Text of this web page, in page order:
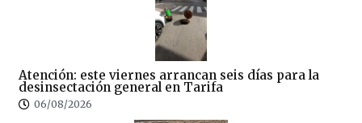
Atención: este viernes arrancan seis días para la
desinsectación general en Tarifa
06/08/2026